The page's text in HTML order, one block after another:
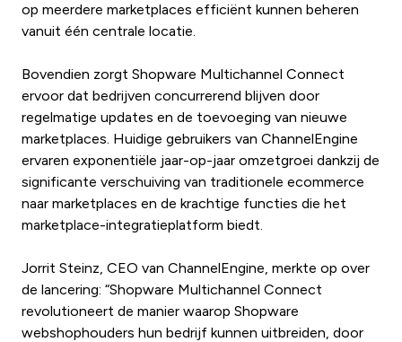
op meerdere marketplaces efficiënt kunnen beheren
vanuit één centrale locatie.
Bovendien zorgt Shopware Multichannel Connect
ervoor dat bedrijven concurrerend blijven door
regelmatige updates en de toevoeging van nieuwe
marketplaces. Huidige gebruikers van ChannelEngine
ervaren exponentiële jaar-op-jaar omzetgroei dankzij de
significante verschuiving van traditionele ecommerce
naar marketplaces en de krachtige functies die het
marketplace-integratieplatform biedt.
Jorrit Steinz, CEO van ChannelEngine, merkte op over
de lancering: “Shopware Multichannel Connect
revolutioneert de manier waarop Shopware
webshophouders hun bedrijf kunnen uitbreiden, door